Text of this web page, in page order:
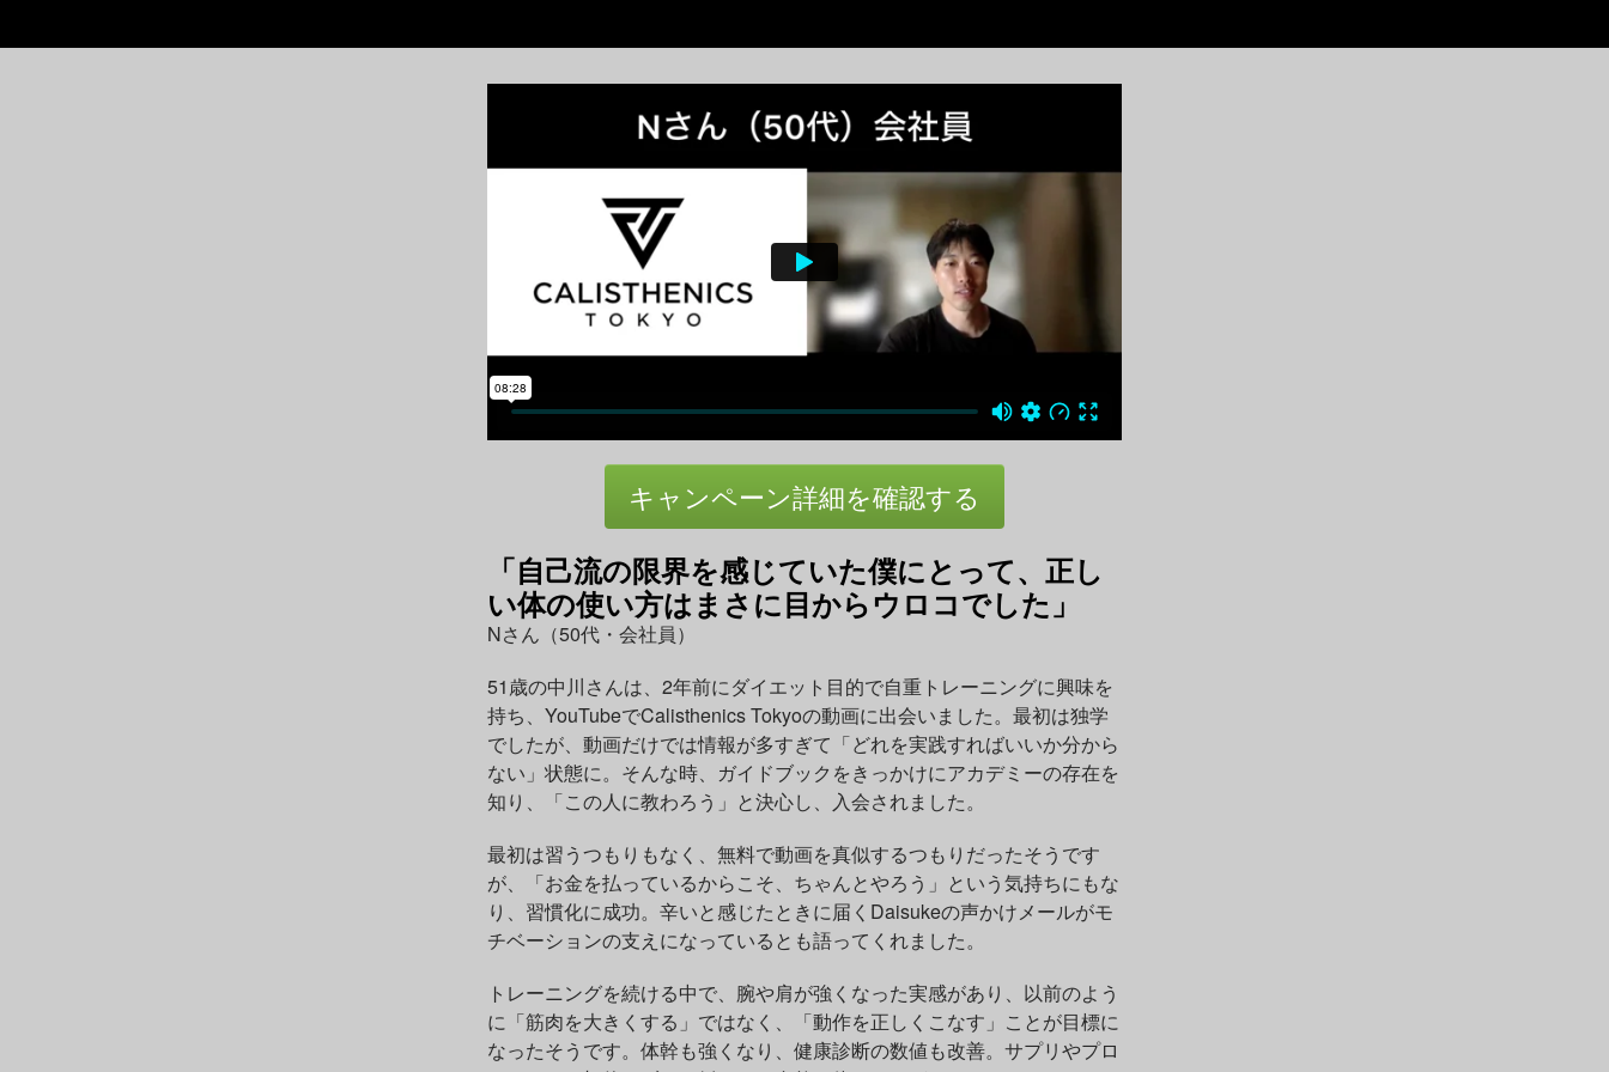
キャンペーン詳細を確認する
「自己流の限界を感じていた僕にとって、正し
い体の使い方はまさに目からウロコでした」
Nさん（50代・会社員）
51歳の中川さんは、2年前にダイエット目的で自重トレーニングに興味を
持ち、YouTubeでCalisthenics Tokyoの動画に出会いました。最初は独学
でしたが、動画だけでは情報が多すぎて「どれを実践すればいいか分から
ない」状態に。そんな時、ガイドブックをきっかけにアカデミーの存在を
知り、「この人に教わろう」と決心し、入会されました。
最初は習うつもりもなく、無料で動画を真似するつもりだったそうです
が、「お金を払っているからこそ、ちゃんとやろう」という気持ちにもな
り、習慣化に成功。辛いと感じたときに届くDaisukeの声かけメールがモ
チベーションの支えになっているとも語ってくれました。
トレーニングを続ける中で、腕や肩が強くなった実感があり、以前のよう
に「筋肉を大きくする」ではなく、「動作を正しくこなす」ことが目標に
なったそうです。体幹も強くなり、健康診断の数値も改善。サプリやプロ